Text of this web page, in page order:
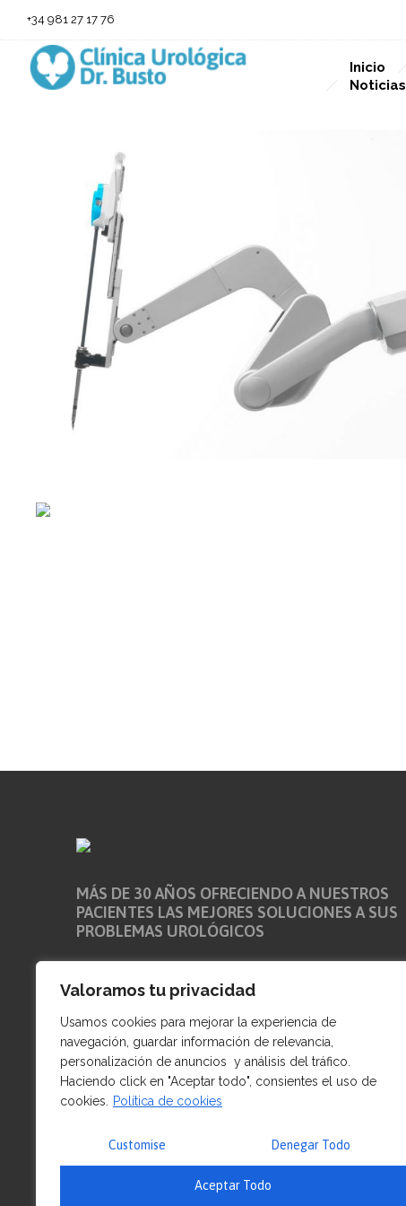
Valoramos tu privacidad
Usamos cookies para mejorar la experiencia de
navegación, guardar información de relevancia,
personalización de anuncios y análisis del tráfico.
Haciendo click en "Aceptar todo", consientes el uso de
cookies.
Política de cookies
Customise Denegar Todo
Aceptar Todo
+34 981 27 17 76
Inicio
Noticias
MÁS DE 30 AÑOS OFRECIENDO A NUESTROS
PACIENTES LAS MEJORES SOLUCIONES A SUS
PROBLEMAS UROLÓGICOS
de La Coruña. Frente al aparcamiento público de la Plaza
Maestro Mateo numero 8 entreplanta izda, a escasos
metros de la Av. Buenos Aires y del Paseo Marítimo
Número de registro sanitario: C-15-001465